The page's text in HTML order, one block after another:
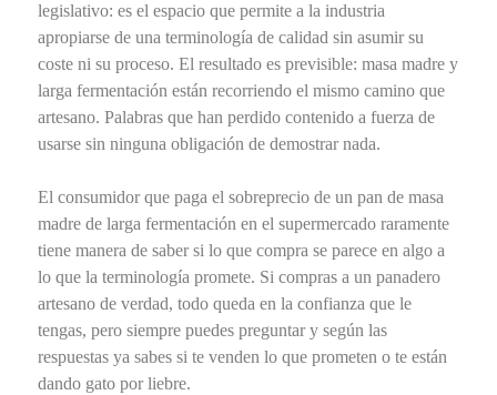
legislativo: es el espacio que permite a la industria
apropiarse de una terminología de calidad sin asumir su
coste ni su proceso. El resultado es previsible: masa madre y
larga fermentación están recorriendo el mismo camino que
artesano. Palabras que han perdido contenido a fuerza de
usarse sin ninguna obligación de demostrar nada.
El consumidor que paga el sobreprecio de un pan de masa
madre de larga fermentación en el supermercado raramente
tiene manera de saber si lo que compra se parece en algo a
lo que la terminología promete. Si compras a un panadero
artesano de verdad, todo queda en la confianza que le
tengas, pero siempre puedes preguntar y según las
respuestas ya sabes si te venden lo que prometen o te están
dando gato por liebre.